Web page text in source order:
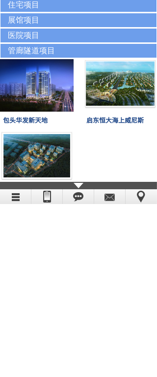
住宅项目
展馆项目
医院项目
管廊隧道项目
包头华发新天地 启东恒大海上威尼斯
北京昌平绿地中心 银川绿地新都会